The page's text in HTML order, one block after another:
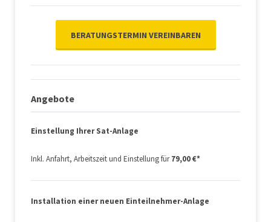
BERATUNGSTERMIN VEREINBAREN
Angebote
Einstellung Ihrer Sat-Anlage
Inkl. Anfahrt, Arbeitszeit und Einstellung für79,00 €*
Installation einer neuen Einteilnehmer-Anlage